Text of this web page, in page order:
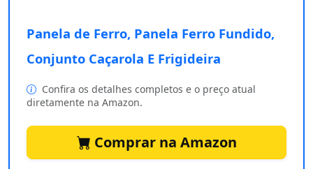
Panela de Ferro, Panela Ferro Fundido,
Conjunto Caçarola E Frigideira
Confira os detalhes completos e o preço atual
diretamente na Amazon.
Comprar na Amazon